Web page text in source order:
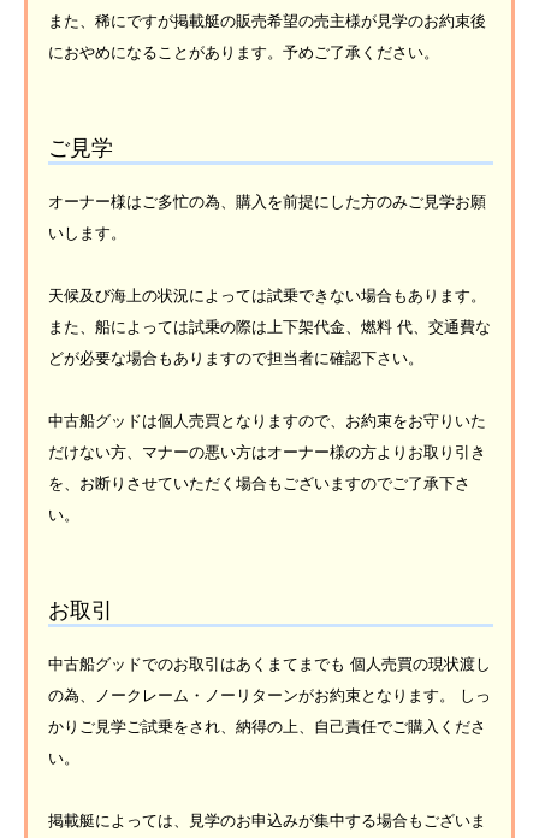
また、稀にですが掲載艇の販売希望の売主様が見学のお約束後
におやめになることがあります。予めご了承ください。
ご見学
オーナー様はご多忙の為、購入を前提にした方のみご見学お願
いします。
天候及び海上の状況によっては試乗できない場合もあります。
また、船によっては試乗の際は上下架代金、燃料 代、交通費な
どが必要な場合もありますので担当者に確認下さい。
中古船グッドは個人売買となりますので、お約束をお守りいた
だけない方、マナーの悪い方はオーナー様の方よりお取り引き
を、お断りさせていただく場合もございますのでご了承下さ
い。
お取引
中古船グッドでのお取引はあくまてまでも 個人売買の現状渡し
の為、ノークレーム・ノーリターンがお約束となります。 しっ
かりご見学ご試乗をされ、納得の上、自己責任でご購入くださ
い。
掲載艇によっては、見学のお申込みが集中する場合もございま